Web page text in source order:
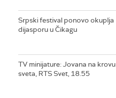
Srpski festival ponovo okuplja
dijasporu u Čikagu
TV minijature: Jovana na krovu
sveta, RTS Svet, 18.55